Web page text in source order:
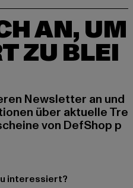
AN, UM
ZU BLEI
Newsletter an und
über aktuelle Tre
von DefShop p
interessiert?